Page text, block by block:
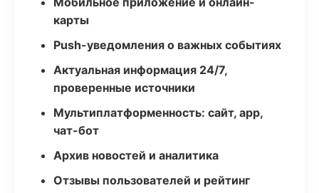
карты
Push-уведомления о важных событиях
Актуальная информация 24/7,
проверенные источники
Мультиплатформенность: сайт, app,
чат-бот
Архив новостей и аналитика
Отзывы пользователей и рейтинг